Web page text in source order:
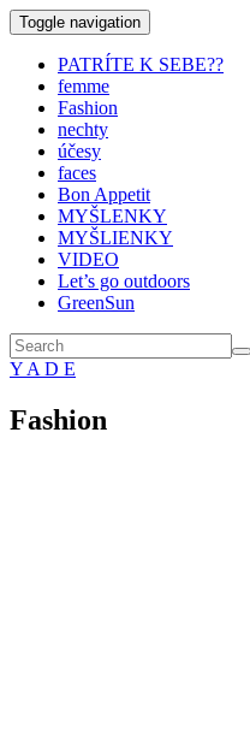
Toggle navigation
PATRÍTE K SEBE??
femme
Fashion
nechty
účesy
faces
Bon Appetit
MYŠLENKY
MYŠLIENKY
VIDEO
Let’s go outdoors
GreenSun
Y A D E
Fashion